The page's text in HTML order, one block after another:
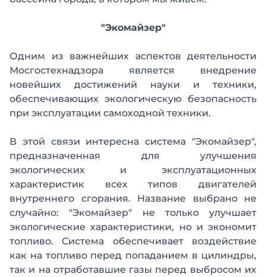
"Экомайзер"
Одним из важнейших аспектов деятельности
Мосгостехнадзора является внедрение
новейших достижений науки и техники,
обеспечивающих экологическую безопасность
при эксплуатации самоходной техники.
В этой связи интересна система "Экомайзер",
предназначенная для улучшения
экологических и эксплуатационных
характеристик всех типов двигателей
внутреннего сгорания. Название выбрано не
случайно: "Экомайзер" не только улучшает
экологические характеристики, но и экономит
топливо. Система обеспечивает воздействие
как на топливо перед попаданием в цилиндры,
так и на отработавшие газы перед выбросом их